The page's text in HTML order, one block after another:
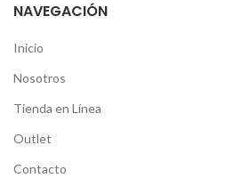
NAVEGACIÓN
Inicio
Nosotros
Tienda en Línea
Outlet
Contacto